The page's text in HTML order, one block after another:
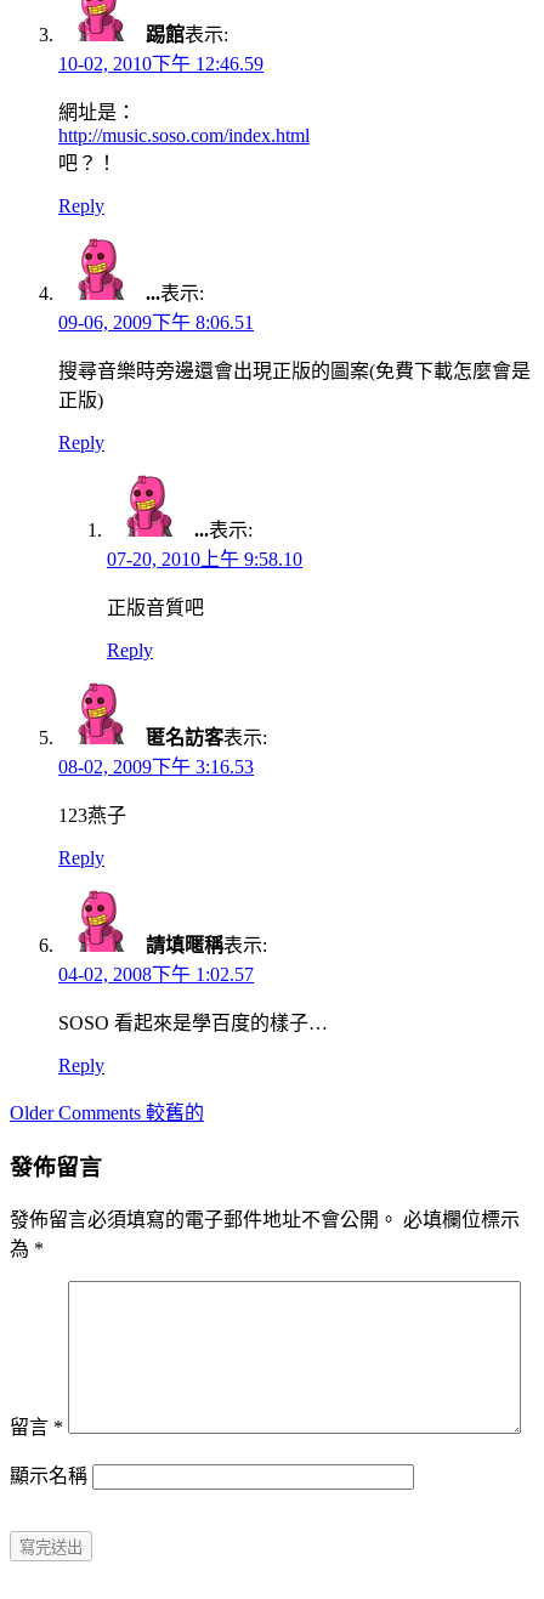
踢館表示:
10-02, 2010下午 12:46.59
網址是：
http://music.soso.com/index.html
吧？！
Reply
...表示:
09-06, 2009下午 8:06.51
搜尋音樂時旁邊還會出現正版的圖案(免費下載怎麼會是
正版)
Reply
...表示:
07-20, 2010上午 9:58.10
正版音質吧
Reply
匿名訪客表示:
08-02, 2009下午 3:16.53
123燕子
Reply
請填暱稱表示:
04-02, 2008下午 1:02.57
SOSO 看起來是學百度的樣子…
Reply
Comment
Older Comments 較舊的
發佈留言
發佈留言必須填寫的電子郵件地址不會公開。 必填欄位標示
為 *
留言 *
顯示名稱